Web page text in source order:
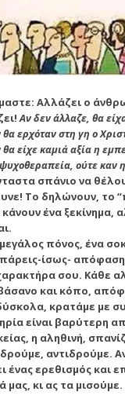
Αλλάζει ο
Αν δεν άλλαζε, θα
ερχόταν στη γη ο
είχε καμιά αξία η
ούτε καν
σπάνιο να
Το δηλώνουν, το
κάνουν ένα ξεκίνημα,
πόνος, ένα
ίσως-
σου. Κάθε
και κόπο,
κρατάμε με
είναι βαρύτερη
η αληθινή,
αντιδρούμε.
ένας ερεθισμός και
μας, κι ας τα μισούμε.